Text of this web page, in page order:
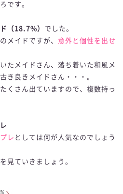
です。
（18.7%） でした。
メイドですが、 意外と個性を出せ
たメイドさん、落ち着いた和風メ
き良きメイドさん・・・。
くさん出ていますので、複数持っ
レ としては何が人気なのでしょう
見ていきましょう。